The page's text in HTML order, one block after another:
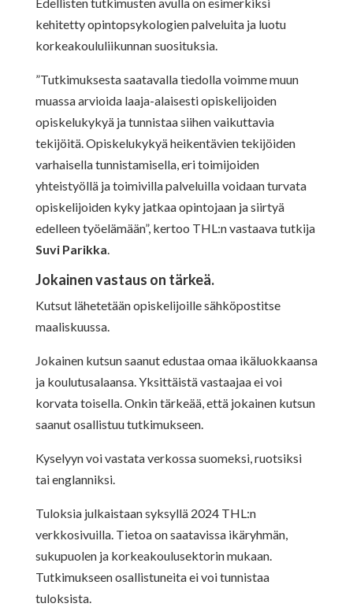
kehitetty opintopsykologien palveluita ja luotu
korkeakoululiikunnan suosituksia.
”Tutkimuksesta saatavalla tiedolla voimme muun
muassa arvioida laaja-alaisesti opiskelijoiden
opiskelukykyä ja tunnistaa siihen vaikuttavia
tekijöitä. Opiskelukykyä heikentävien tekijöiden
varhaisella tunnistamisella, eri toimijoiden
yhteistyöllä ja toimivilla palveluilla voidaan turvata
opiskelijoiden kyky jatkaa opintojaan ja siirtyä
edelleen työelämään”, kertoo THL:n vastaava tutkija
Suvi Parikka.
Jokainen vastaus on tärkeä.
Kutsut lähetetään opiskelijoille sähköpostitse
maaliskuussa.
Jokainen kutsun saanut edustaa omaa ikäluokkaansa
ja koulutusalaansa. Yksittäistä vastaajaa ei voi
korvata toisella. Onkin tärkeää, että jokainen kutsun
saanut osallistuu tutkimukseen.
Kyselyyn voi vastata verkossa suomeksi, ruotsiksi
tai englanniksi.
Tuloksia julkaistaan syksyllä 2024 THL:n
verkkosivuilla. Tietoa on saatavissa ikäryhmän,
sukupuolen ja korkeakoulusektorin mukaan.
Tutkimukseen osallistuneita ei voi tunnistaa
tuloksista.